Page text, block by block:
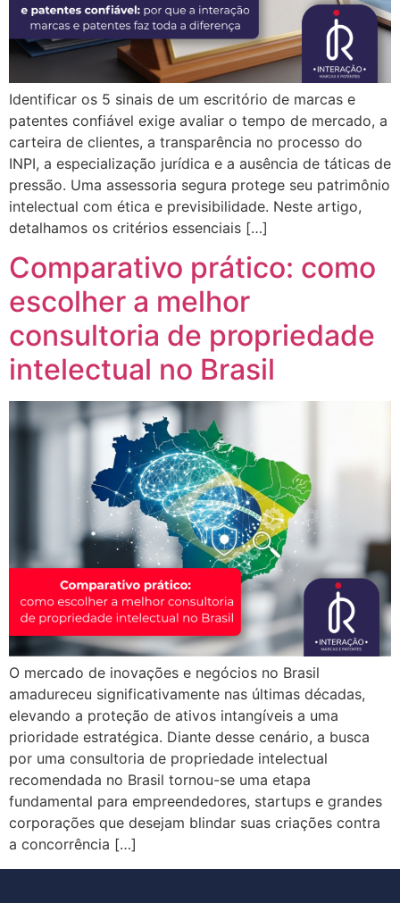
Identificar os 5 sinais de um escritório de marcas e
patentes confiável exige avaliar o tempo de mercado, a
carteira de clientes, a transparência no processo do
INPI, a especialização jurídica e a ausência de táticas de
pressão. Uma assessoria segura protege seu patrimônio
intelectual com ética e previsibilidade. Neste artigo,
detalhamos os critérios essenciais […]
Comparativo prático: como
escolher a melhor
consultoria de propriedade
intelectual no Brasil
O mercado de inovações e negócios no Brasil
amadureceu significativamente nas últimas décadas,
elevando a proteção de ativos intangíveis a uma
prioridade estratégica. Diante desse cenário, a busca
por uma consultoria de propriedade intelectual
recomendada no Brasil tornou-se uma etapa
fundamental para empreendedores, startups e grandes
corporações que desejam blindar suas criações contra
a concorrência […]